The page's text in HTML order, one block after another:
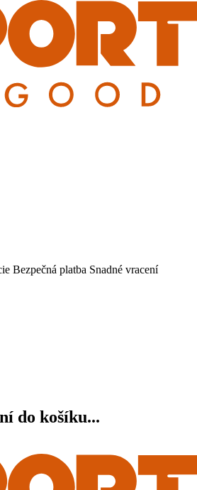
Bezpečná platba Snadné vracení
do košíku...